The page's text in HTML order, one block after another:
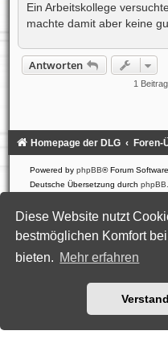
Diese Website nutzt
bestmöglichen Komfort
bieten. Mehr erfahren
Ein Arbeitskollege
machte damit aber keine
Antworten
1
Homepage der DLG Foren-
Powered by phpBB® Forum
Deutsche Übersetzung durch